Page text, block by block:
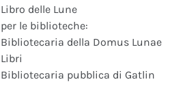
Libro delle Lune
per le biblioteche:
Bibliotecaria della Domus Lunae
Libri
Bibliotecaria pubblica di Gatlin